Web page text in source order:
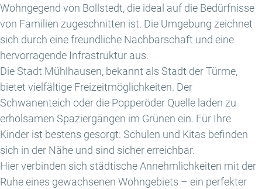
Wohngegend von Bollstedt, die ideal auf die Bedürfnisse
von Familien zugeschnitten ist. Die Umgebung zeichnet
sich durch eine freundliche Nachbarschaft und eine
hervorragende Infrastruktur aus.
Die Stadt Mühlhausen, bekannt als Stadt der Türme,
bietet vielfältige Freizeitmöglichkeiten. Der
Schwanenteich oder die Popperöder Quelle laden zu
erholsamen Spaziergängen im Grünen ein. Für Ihre
Kinder ist bestens gesorgt: Schulen und Kitas befinden
sich in der Nähe und sind sicher erreichbar.
Hier verbinden sich städtische Annehmlichkeiten mit der
Ruhe eines gewachsenen Wohngebiets – ein perfekter